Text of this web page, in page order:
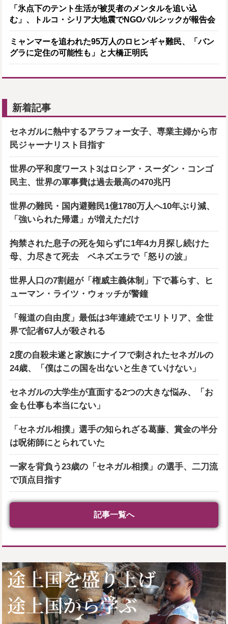
「氷点下のテント生活が被災者のメンタルを追い込
む」、トルコ・シリア大地震でNGOパルシックが報告会
ミャンマーを追われた95万人のロヒンギャ難民、「バン
グラに定住の可能性も」と大橋正明氏
新着記事
セネガルに熱中するアラフォー女子、専業主婦から市
民ジャーナリスト目指す
世界の平和度ワースト3はロシア・スーダン・コンゴ
民主、世界の軍事費は過去最高の470兆円
世界の難民・国内避難民1億1780万人へ10年ぶり減、
「強いられた帰還」が増えただけ
拘禁された息子の死を知らずに1年4カ月探し続けた
母、力尽きて死去 ベネズエラで「怒りの波」
世界人口の7割超が「権威主義体制」下で暮らす、ヒ
ューマン・ライツ・ウォッチが警鐘
「報道の自由度」最低は3年連続でエリトリア、全世
界で記者67人が殺される
2度の自殺未遂と家族にナイフで刺されたセネガルの
24歳、「僕はこの国を出ないと生きていけない」
セネガルの大学生が直面する2つの大きな悩み、「お
金も仕事も本当にない」
「セネガル相撲」選手の知られざる葛藤、賞金の半分
は呪術師にとられていた
一家を背負う23歳の「セネガル相撲」の選手、二刀流
で頂点目指す
記事一覧へ